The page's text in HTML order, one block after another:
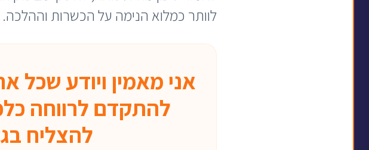
לוותר כמלוא הנימה על הכשרות וההלכה.
אני מאמין ויודע שכל
להתקדם לרווחה
להצליח